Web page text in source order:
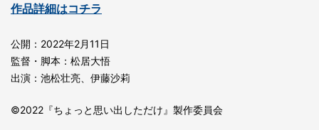
作品詳細はコチラ
公開：2022年2月11日
監督・脚本：松居大悟
出演：池松壮亮、伊藤沙莉
©2022『ちょっと思い出しただけ』製作委員会